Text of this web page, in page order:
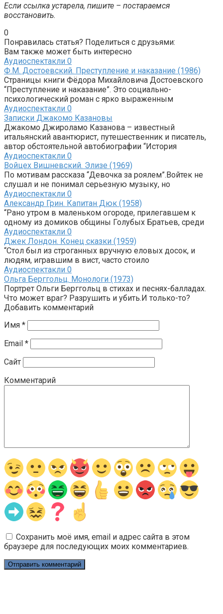
Если ссылка устарела, пишите – постараемся
восстановить.
0
Понравилась статья? Поделиться с друзьями:
Вам также может быть интересно
Аудиоспектакли 0
Ф.М. Достоевский. Преступление и наказание (1986)
Страницы книги Фёдора Михайловича Достоевского
“Преступление и наказание”. Это социально-
психологический роман с ярко выраженным
Аудиоспектакли 0
Записки Джакомо Казановы
Джакомо Джироламо Казанова – известный
итальянский авантюрист, путешественник и писатель,
автор обстоятельной автобиографии “История
Аудиоспектакли 0
Войцех Вишневский. Элизе (1969)
По мотивам рассказа “Девочка за роялем”.Войтек не
слушал и не понимал серьезную музыку, но
Аудиоспектакли 0
Александр Грин. Капитан Дюк (1958)
“Рано утром в маленьком огороде, прилегавшем к
одному из домиков общины Голубых Братьев, среди
Аудиоспектакли 0
Джек Лондон. Конец сказки (1959)
“Стол был из строганных вручную еловых досок, и
людям, игравшим в вист, часто стоило
Аудиоспектакли 0
Ольга Берггольц. Монологи (1973)
Портрет Ольги Берггольц в стихах и песнях-балладах.
Что может враг? Разрушить и убить.И только-то?
Добавить комментарий
Имя *
Email *
Сайт
Комментарий
Сохранить моё имя, email и адрес сайта в этом
браузере для последующих моих комментариев.